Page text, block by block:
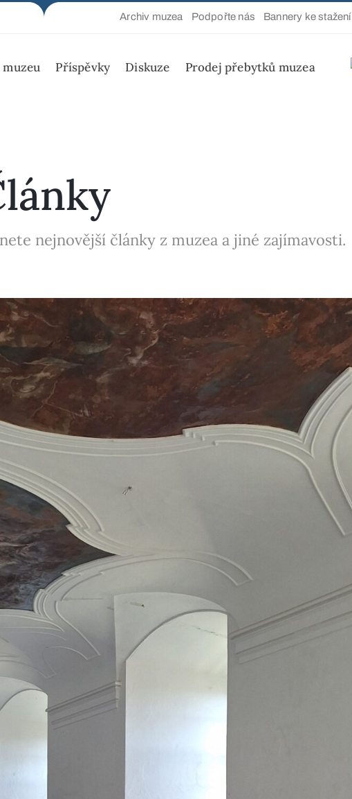
Archiv muzea Podpořte nás Bannery ke stažení
muzeu Příspěvky Diskuze Prodej přebytků muzea
nejnovější články z muzea a jiné zajímavosti.